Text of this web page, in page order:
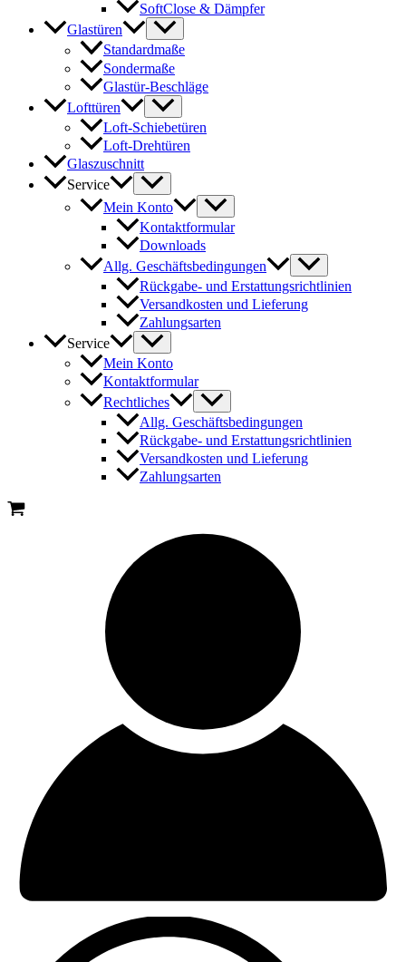
SoftClose & Dämpfer
Glastüren
Standardmaße
Sondermaße
Glastür-Beschläge
Lofttüren
Loft-Schiebetüren
Loft-Drehtüren
Glaszuschnitt
Service
Mein Konto
Kontaktformular
Downloads
Allg. Geschäftsbedingungen
Rückgabe- und Erstattungsrichtlinien
Versandkosten und Lieferung
Zahlungsarten
Service
Mein Konto
Kontaktformular
Rechtliches
Allg. Geschäftsbedingungen
Rückgabe- und Erstattungsrichtlinien
Versandkosten und Lieferung
Zahlungsarten